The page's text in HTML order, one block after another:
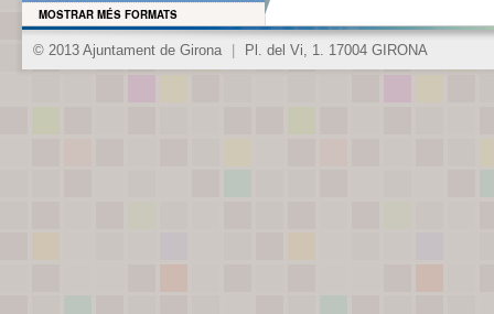
MOSTRAR MÉS FORMATS
© 2013 Ajuntament de Girona Pl. del Vi, 1. 17004 GIRONA